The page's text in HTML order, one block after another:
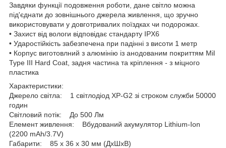
Завдяки функції подовження роботи, дане світло можна
під'єднати до зовнішнього джерела живлення, що зручно
використовувати у довготривалих поїздках чи подорожах.
• Захист від вологи відповідає стандарту IPX6
• Ударостійкість забезпечена при падінні з висоти 1 метр
• Корпус виготовлний з алюмінію із анодованим покриттям Mil
Type III Hard Coat, задня частина та кріплення - з міцного
пластика
Характеристики:
Джерело світла: 1 світлодіод XP-G2 зі строком служби 50000
годин
Світловий потік: До 500 Лм
Елемент живлення: Вбудований акумулятор Lithium-Ion
(2200 mAh/3.7V)
Габарити: 85 x 36 x 30 мм (ДхШхВ)